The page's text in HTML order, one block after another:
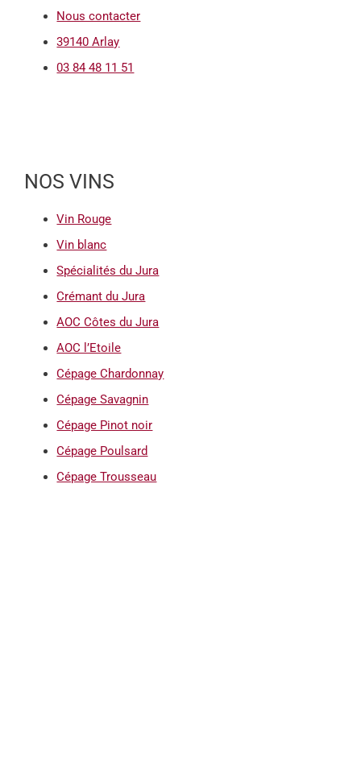
Nous contacter
39140 Arlay
03 84 48 11 51
NOS VINS
Vin Rouge
Vin blanc
Spécialités du Jura
Crémant du Jura
AOC Côtes du Jura
AOC l’Etoile
Cépage Chardonnay
Cépage Savagnin
Cépage Pinot noir
Cépage Poulsard
Cépage Trousseau